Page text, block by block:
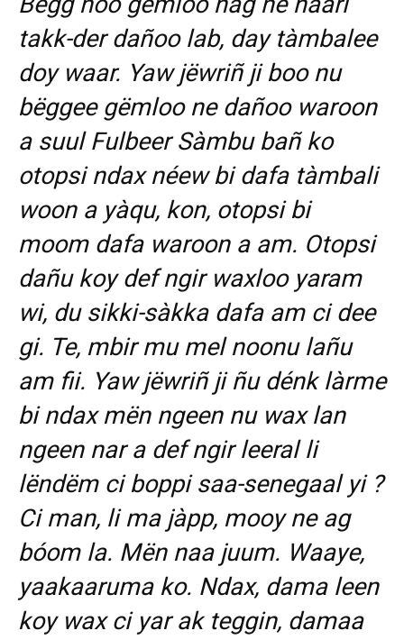
takk-der dañoo lab, day tàmbalee
doy waar. Yaw jëwriñ ji boo nu
bëggee gëmloo ne dañoo waroon
a suul Fulbeer Sàmbu bañ ko
otopsi ndax néew bi dafa tàmbali
woon a yàqu, kon, otopsi bi
moom dafa waroon a am. Otopsi
dañu koy def ngir waxloo yaram
wi, du sikki-sàkka dafa am ci dee
gi. Te, mbir mu mel noonu lañu
am fii. Yaw jëwriñ ji ñu dénk làrme
bi ndax mën ngeen nu wax lan
ngeen nar a def ngir leeral li
lëndëm ci boppi saa-senegaal yi ?
Ci man, li ma jàpp, mooy ne ag
bóom la. Mën naa juum. Waaye,
yaakaaruma ko. Ndax, dama leen
koy wax ci yar ak teggin, damaa